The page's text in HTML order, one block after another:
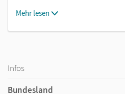
Mehr lesen
Infos
Bundesland